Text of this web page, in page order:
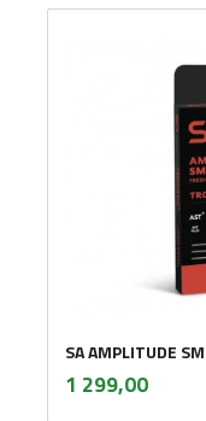
SA AMPLITUDE
Pris
1 299,00mva.